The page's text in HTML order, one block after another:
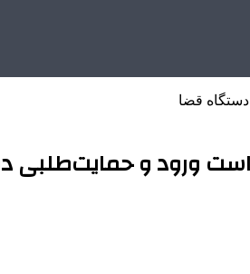
قضا
ورود و حمایت‌طلبی